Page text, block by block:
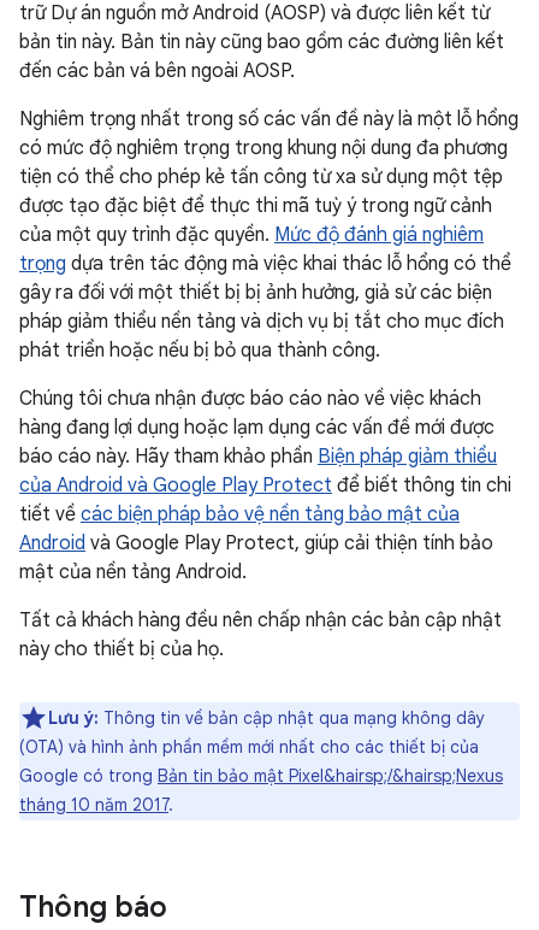
trữ Dự án nguồn mở Android (AOSP) và được liên kết từ
bản tin này. Bản tin này cũng bao gồm các đường liên kết
đến các bản vá bên ngoài AOSP.
Nghiêm trọng nhất trong số các vấn đề này là một lỗ hổng
có mức độ nghiêm trọng trong khung nội dung đa phương
tiện có thể cho phép kẻ tấn công từ xa sử dụng một tệp
được tạo đặc biệt để thực thi mã tuỳ ý trong ngữ cảnh
của một quy trình đặc quyền. Mức độ đánh giá nghiêm
trọng dựa trên tác động mà việc khai thác lỗ hổng có thể
gây ra đối với một thiết bị bị ảnh hưởng, giả sử các biện
pháp giảm thiểu nền tảng và dịch vụ bị tắt cho mục đích
phát triển hoặc nếu bị bỏ qua thành công.
Chúng tôi chưa nhận được báo cáo nào về việc khách
hàng đang lợi dụng hoặc lạm dụng các vấn đề mới được
báo cáo này. Hãy tham khảo phần Biện pháp giảm thiểu
của Android và Google Play Protect để biết thông tin chi
tiết về các biện pháp bảo vệ nền tảng bảo mật của
Android và Google Play Protect, giúp cải thiện tính bảo
mật của nền tảng Android.
Tất cả khách hàng đều nên chấp nhận các bản cập nhật
này cho thiết bị của họ.
Lưu ý: Thông tin về bản cập nhật qua mạng không dây
(OTA) và hình ảnh phần mềm mới nhất cho các thiết bị của
Google có trong Bản tin bảo mật Pixel&hairsp;/&hairsp;Nexus
tháng 10 năm 2017.
Thông báo